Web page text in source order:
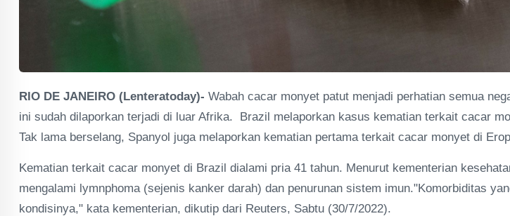
RIO DE JANEIRO (Lenteratoday)- Wabah cacar monyet patut menjadi perhatian semua
ini sudah dilaporkan terjadi di luar Afrika. Brazil melaporkan kasus kematian terkait cacar
Tak lama berselang, Spanyol juga melaporkan kematian pertama terkait cacar monyet di
Kematian terkait cacar monyet di Brazil dialami pria 41 tahun. Menurut kementerian
mengalami lymnphoma (sejenis kanker darah) dan penurunan sistem imun."Komorbiditas
kondisinya," kata kementerian, dikutip dari Reuters, Sabtu (30/7/2022).